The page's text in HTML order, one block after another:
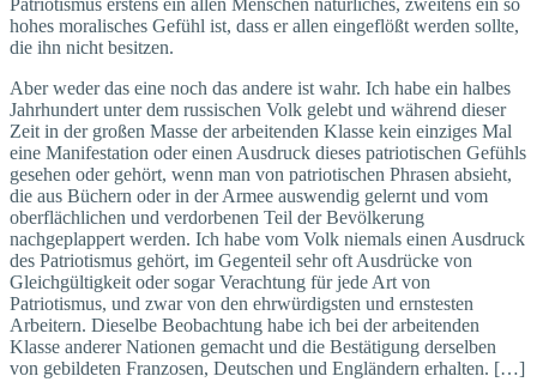
hohes moralisches Gefühl ist, dass er allen eingeflößt werden sollte,
die ihn nicht besitzen.
Aber weder das eine noch das andere ist wahr. Ich habe ein halbes
Jahrhundert unter dem russischen Volk gelebt und während dieser
Zeit in der großen Masse der arbeitenden Klasse kein einziges Mal
eine Manifestation oder einen Ausdruck dieses patriotischen Gefühls
gesehen oder gehört, wenn man von patriotischen Phrasen absieht,
die aus Büchern oder in der Armee auswendig gelernt und vom
oberflächlichen und verdorbenen Teil der Bevölkerung
nachgeplappert werden. Ich habe vom Volk niemals einen Ausdruck
des Patriotismus gehört, im Gegenteil sehr oft Ausdrücke von
Gleichgültigkeit oder sogar Verachtung für jede Art von
Patriotismus, und zwar von den ehrwürdigsten und ernstesten
Arbeitern. Dieselbe Beobachtung habe ich bei der arbeitenden
Klasse anderer Nationen gemacht und die Bestätigung derselben
von gebildeten Franzosen, Deutschen und Engländern erhalten. […]